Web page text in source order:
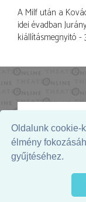
Oldalunk cookie-
élmény
gyűjtéséhez.
A Milf után a
idei évadban
kiállításmegnyitó -
Az oldal
© 2026. -